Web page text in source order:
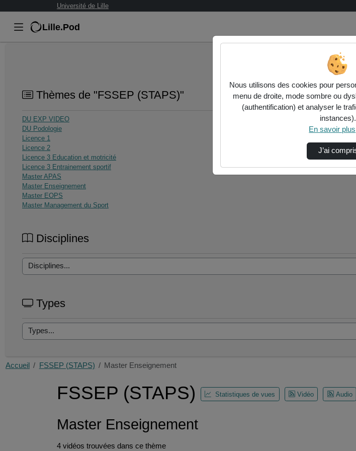
Université de Lille
Lille.Pod
Thèmes de "FSSEP (STAPS)"
DU EXP VIDEO
DU Podologie
Licence 1
Licence 2
Licence 3 Education et motricité
Licence 3 Entrainement sportif
Master APAS
Master Enseignement
Master EOPS
Master Management du Sport
Disciplines
Types
Accueil FSSEP (STAPS) Master Enseignement
FSSEP (STAPS) Statistiques de vues Vidéo Audio
Master Enseignement
4 vidéos trouvées dans ce thème
Nous utilisons des cookies pour
menu de droite, mode sombre ou
(authentification) et analyser le
instances).
En savoir plus
J’ai